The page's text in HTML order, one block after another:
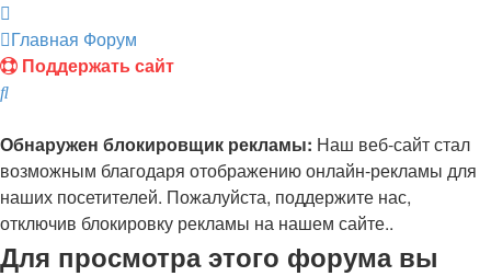
Главная Форум
Поддержать сайт
Поиск
Обнаружен блокировщик рекламы: Наш веб-сайт стал
возможным благодаря отображению онлайн-рекламы для
наших посетителей. Пожалуйста, поддержите нас,
отключив блокировку рекламы на нашем сайте..
Для просмотра этого форума вы